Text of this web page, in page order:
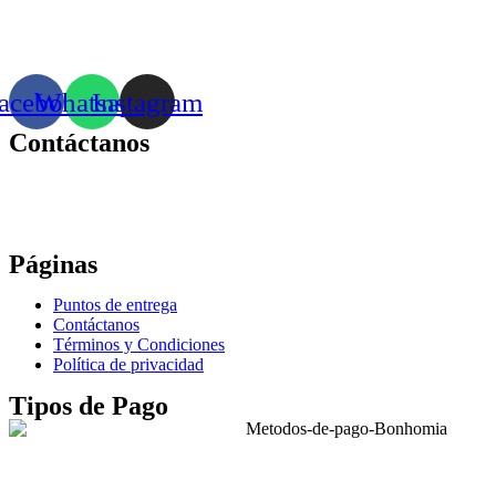
WhatsappInstagram
Contáctanos
Páginas
Puntos de entrega
Contáctanos
Términos y Condiciones
Política de privacidad
Tipos de Pago